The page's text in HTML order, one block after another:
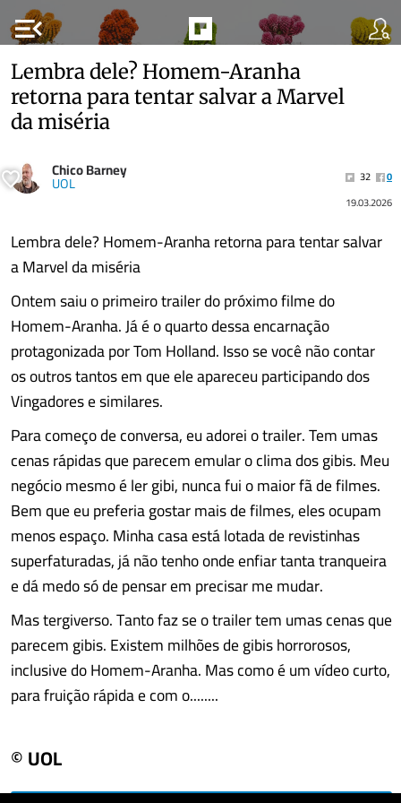
menu_open
Lembra dele? Homem-Aranha
retorna para tentar salvar a Marvel
da miséria
Chico Barney
UOL 32
0
19.03.2026
Lembra dele? Homem-Aranha retorna para tentar salvar
a Marvel da miséria
Ontem saiu o primeiro trailer do próximo filme do
Homem-Aranha. Já é o quarto dessa encarnação
protagonizada por Tom Holland. Isso se você não contar
os outros tantos em que ele apareceu participando dos
Vingadores e similares.
Para começo de conversa, eu adorei o trailer. Tem umas
cenas rápidas que parecem emular o clima dos gibis. Meu
negócio mesmo é ler gibi, nunca fui o maior fã de filmes.
Bem que eu preferia gostar mais de filmes, eles ocupam
menos espaço. Minha casa está lotada de revistinhas
superfaturadas, já não tenho onde enfiar tanta tranqueira
e dá medo só de pensar em precisar me mudar.
Mas tergiverso. Tanto faz se o trailer tem umas cenas que
parecem gibis. Existem milhões de gibis horrorosos,
inclusive do Homem-Aranha. Mas como é um vídeo curto,
para fruição rápida e com o........
© UOL